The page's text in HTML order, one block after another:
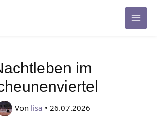
Main
im
Von lisa • 26.07.2026